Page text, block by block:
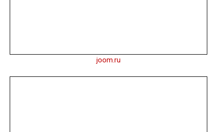
joom.ru